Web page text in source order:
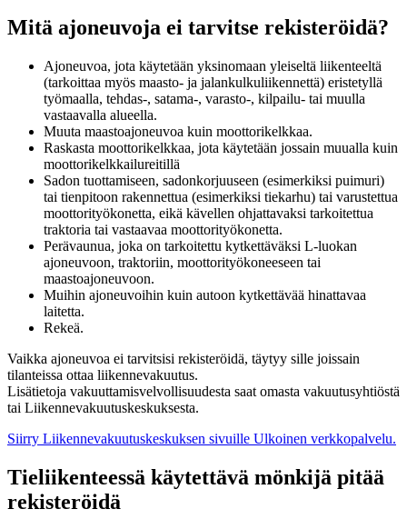
Mitä ajoneuvoja ei tarvitse rekisteröidä?
Ajoneuvoa, jota käytetään yksinomaan yleiseltä liikenteeltä
(tarkoittaa myös maasto- ja jalankulkuliikennettä) eristetyllä
työmaalla, tehdas-, satama-, varasto-, kilpailu- tai muulla
vastaavalla alueella.
Muuta maastoajoneuvoa kuin moottorikelkkaa.
Raskasta moottorikelkkaa, jota käytetään jossain muualla kuin
moottorikelkkailureitillä
Sadon tuottamiseen, sadonkorjuuseen (esimerkiksi puimuri)
tai tienpitoon rakennettua (esimerkiksi tiekarhu) tai varustettua
moottorityökonetta, eikä kävellen ohjattavaksi tarkoitettua
traktoria tai vastaavaa moottorityökonetta.
Perävaunua, joka on tarkoitettu kytkettäväksi L-luokan
ajoneuvoon, traktoriin, moottorityökoneeseen tai
maastoajoneuvoon.
Muihin ajoneuvoihin kuin autoon kytkettävää hinattavaa
laitetta.
Rekeä.
Vaikka ajoneuvoa ei tarvitsisi rekisteröidä, täytyy sille joissain
tilanteissa ottaa liikennevakuutus.
Lisätietoja vakuuttamisvelvollisuudesta saat omasta vakuutusyhtiöstä
tai Liikennevakuutuskeskuksesta.
Siirry Liikennevakuutuskeskuksen sivuille Ulkoinen verkkopalvelu.
Tieliikenteessä käytettävä mönkijä pitää
rekisteröidä